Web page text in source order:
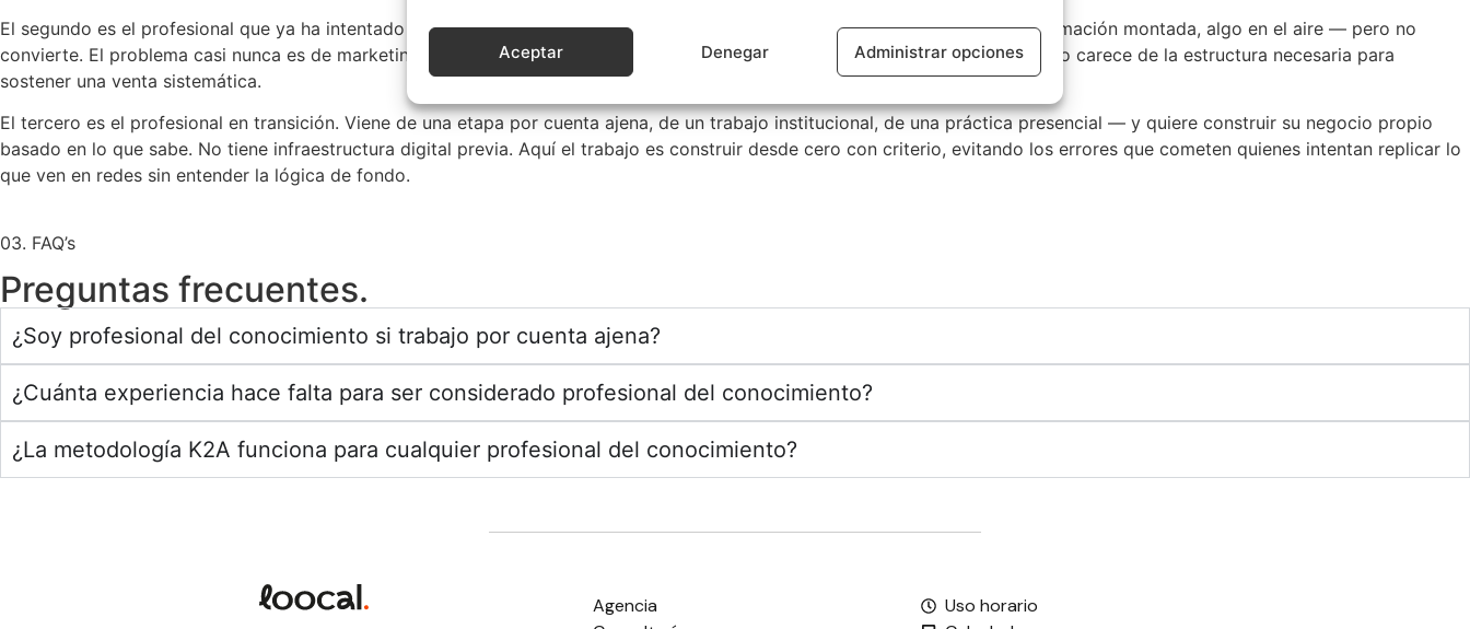
Aceptar Denegar Administrar opciones
El segundo es el profesional que ya ha intentado crear un producto digital y no ha funcionado. Tiene un curso grabado, una formación montada, algo en el aire — pero no
convierte. El problema casi nunca es de marketing: es de arquitectura. Saltó directamente a empaquetar sin codificar, y el activo carece de la estructura necesaria para
sostener una venta sistemática.
El tercero es el profesional en transición. Viene de una etapa por cuenta ajena, de un trabajo institucional, de una práctica presencial — y quiere construir su negocio propio
basado en lo que sabe. No tiene infraestructura digital previa. Aquí el trabajo es construir desde cero con criterio, evitando los errores que cometen quienes intentan replicar lo
que ven en redes sin entender la lógica de fondo.
03. FAQ’s
Preguntas frecuentes.
¿Soy profesional del conocimiento si trabajo por cuenta ajena?
¿Cuánta experiencia hace falta para ser considerado profesional del conocimiento?
¿La metodología K2A funciona para cualquier profesional del conocimiento?
Agencia
Uso horario